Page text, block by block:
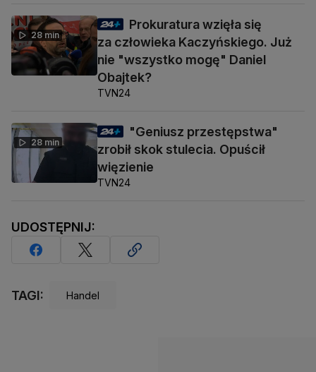
28 min
Prokuratura wzięła się
za człowieka Kaczyńskiego. Już
nie "wszystko mogę" Daniel
Obajtek?
TVN24
28 min
"Geniusz przestępstwa"
zrobił skok stulecia. Opuścił
więzienie
TVN24
UDOSTĘPNIJ:
TAGI: Handel